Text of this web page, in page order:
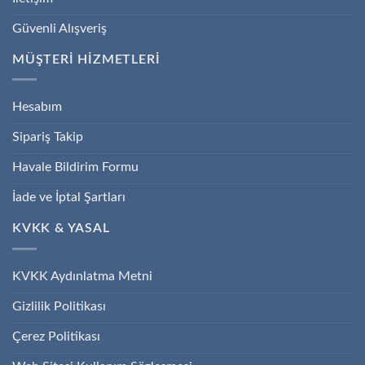
Güvenli Alışveriş
MÜŞTERİ HİZMETLERİ
Hesabım
Sipariş Takip
Havale Bildirim Formu
İade ve İptal Şartları
KVKK & YASAL
KVKK Aydınlatma Metni
Gizlilik Politikası
Çerez Politikası